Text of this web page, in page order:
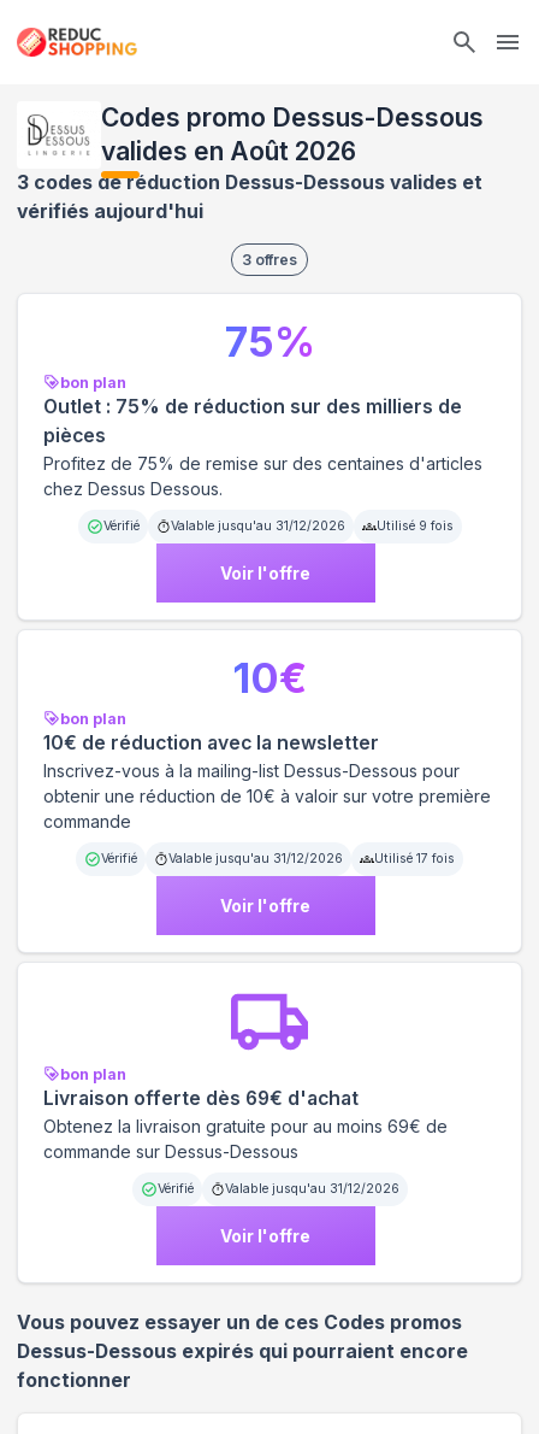
Codes promo Dessus-Dessous
valides en Août 2026
3 codes de réduction Dessus-Dessous valides et
vérifiés aujourd'hui
3 offres
bon plan
Outlet : 75% de réduction sur des milliers de
pièces
Profitez de 75% de remise sur des centaines d'articles
chez Dessus Dessous.
Vérifié Valable jusqu'au 31/12/2026 Utilisé 9 fois
Voir l'offre
75%
bon plan
10€ de réduction avec la newsletter
Inscrivez-vous à la mailing-list Dessus-Dessous pour
obtenir une réduction de 10€ à valoir sur votre première
commande
Vérifié Valable jusqu'au 31/12/2026 Utilisé 17 fois
Voir l'offre
10€
bon plan
Livraison offerte dès 69€ d'achat
Obtenez la livraison gratuite pour au moins 69€ de
commande sur Dessus-Dessous
Vérifié Valable jusqu'au 31/12/2026
Voir l'offre
Vous pouvez essayer un de ces Codes promos
Dessus-Dessous expirés qui pourraient encore
fonctionner